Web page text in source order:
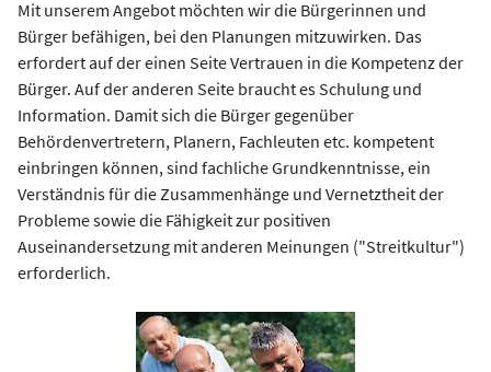
Mit unserem Angebot möchten wir die Bürgerinnen und
Bürger befähigen, bei den Planungen mitzuwirken. Das
erfordert auf der einen Seite Vertrauen in die Kompetenz der
Bürger. Auf der anderen Seite braucht es Schulung und
Information. Damit sich die Bürger gegenüber
Behördenvertretern, Planern, Fachleuten etc. kompetent
einbringen können, sind fachliche Grundkenntnisse, ein
Verständnis für die Zusammenhänge und Vernetztheit der
Probleme sowie die Fähigkeit zur positiven
Auseinandersetzung mit anderen Meinungen ("Streitkultur")
erforderlich.